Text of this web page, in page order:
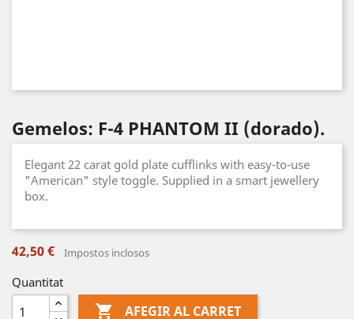
Gemelos: F-4 PHANTOM II (dorado).
Elegant 22 carat gold plate cufflinks with easy-to-use
"American" style toggle. Supplied in a smart jewellery
box.
42,50 € Impostos inclosos
Quantitat
 AFEGIR AL CARRET